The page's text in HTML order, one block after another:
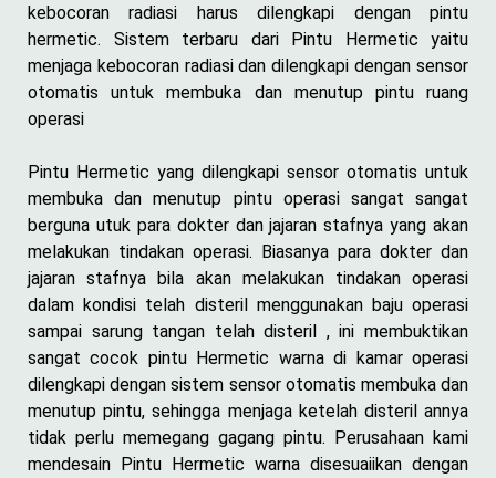
kebocoran radiasi harus dilengkapi dengan pintu
hermetic. Sistem terbaru dari Pintu Hermetic yaitu
menjaga kebocoran radiasi dan dilengkapi dengan sensor
otomatis untuk membuka dan menutup pintu ruang
operasi
Pintu Hermetic yang dilengkapi sensor otomatis untuk
membuka dan menutup pintu operasi sangat sangat
berguna utuk para dokter dan jajaran stafnya yang akan
melakukan tindakan operasi. Biasanya para dokter dan
jajaran stafnya bila akan melakukan tindakan operasi
dalam kondisi telah disteril menggunakan baju operasi
sampai sarung tangan telah disteril , ini membuktikan
sangat cocok pintu Hermetic warna di kamar operasi
dilengkapi dengan sistem sensor otomatis membuka dan
menutup pintu, sehingga menjaga ketelah disteril annya
tidak perlu memegang gagang pintu. Perusahaan kami
mendesain Pintu Hermetic warna disesuaiikan dengan